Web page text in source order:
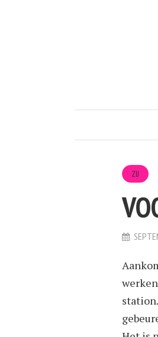
ZIJ